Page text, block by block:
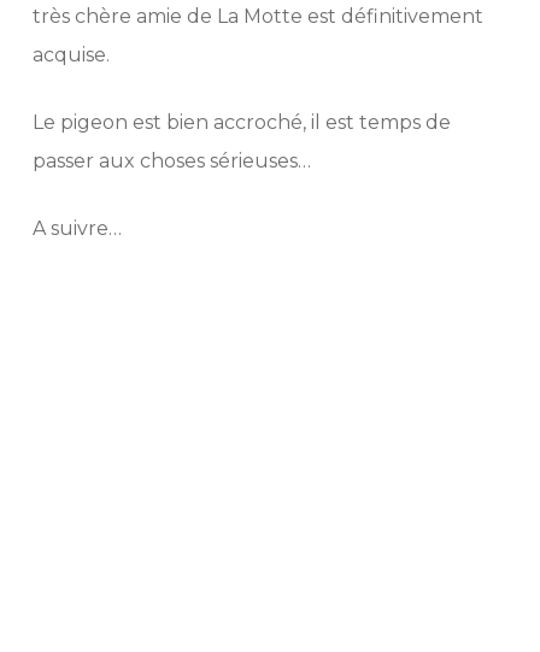
très chère amie de La Motte est définitivement
acquise.
Le pigeon est bien accroché, il est temps de
passer aux choses sérieuses…
A suivre…